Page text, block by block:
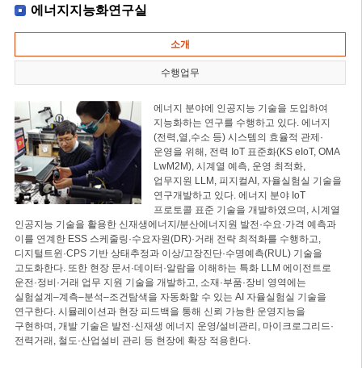
에너지지능화연구실
소개
수행업무
에너지 분야에 인공지능 기술을 도입하여
지능화하는 연구를 수행하고 있다. 에너지
(전력,열,수소 등) 시스템의 효율적 관제·
운영을 위해, 전력 IoT 표준화(KS eIoT, OMA
LwM2M), 시계열 예측, 운영 최적화,
업무지원 LLM, 피지컬AI, 자율실험실 기술을
연구개발하고 있다. 에너지 분야 IoT
프로토콜 표준 기술을 개발하였으며, 시계열
인공지능 기술을 활용한 신재생에너지/분산에너지원 발전·수요·가격 예측과
이를 연계한 ESS 스케줄링·수요자원(DR)·거래 전략 최적화를 수행하고,
디지털트윈·CPS 기반 상태추정과 이상/고장진단·수명예측(RUL) 기술을
고도화한다. 또한 현장 문서·데이터·알람을 이해하는 특화 LLM 에이전트로
운전·정비·거래 업무 지원 기술을 개발하고, 소재·부품·장비 영역에는
실험설계–계측–분석–조건탐색을 자동화할 수 있는 AI 자율실험실 기술을
연구한다. 시뮬레이션과 현장 피드백을 통해 신뢰 가능한 운영지능을
구현하며, 개발 기술은 발전·신재생 에너지 운영/설비관리, 마이크로그리드·
전력거래, 철도·산업설비 관리 등 현장에 확장 적용한다.